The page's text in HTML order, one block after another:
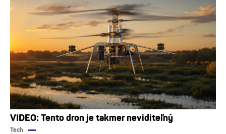
VIDEO: Tento dron je takmer neviditeľný
Tech